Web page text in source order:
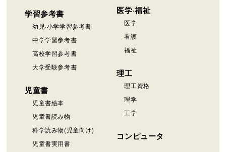
学習参考書
幼児·小学学習参考書
中学学習参考書
高校学習参考書
大学受験参考書
児童書
児童書絵本
児童書読み物
科学読み物(児童向け)
児童書実用書
医学·福祉
医学
看護
福祉
理工
理工資格
理学
工学
コンピュータ